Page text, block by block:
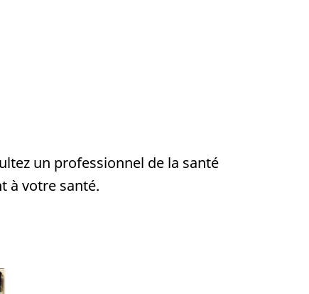
un professionnel de la santé
à votre santé.